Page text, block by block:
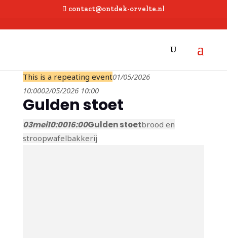
contact@ontdek-orvelte.nl
This is a repeating event01/05/2026
10:0002/05/2026 10:00
Gulden stoet
03mei10:0016:00Gulden stoetbrood en
stroopwafelbakkerij